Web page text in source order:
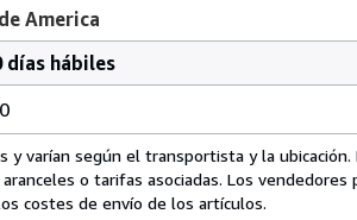
America
días hábiles
varían según el transportista y la
o tarifas asociadas. Los
costes de envío de los artículos.